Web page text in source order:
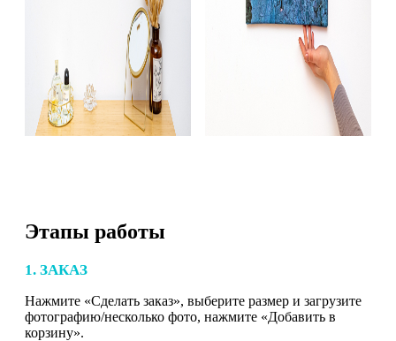
Этапы работы
1. ЗАКАЗ
Нажмите «Сделать заказ», выберите размер и загрузите
фотографию/несколько фото, нажмите «Добавить в
корзину».